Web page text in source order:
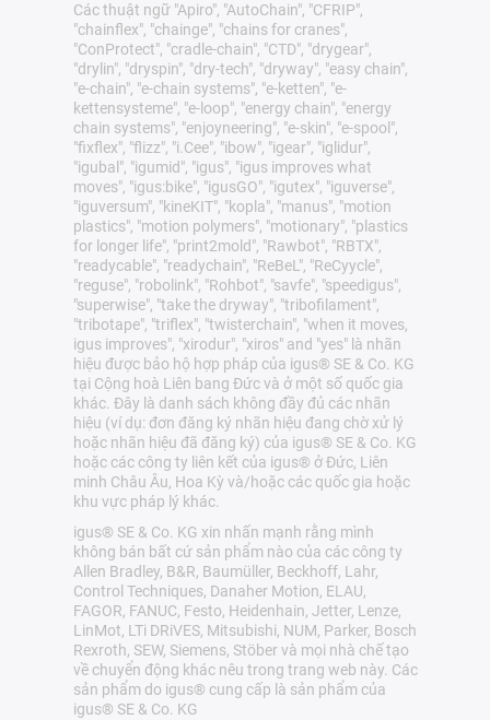
Các thuật ngữ "Apiro", "AutoChain", "CFRIP",
"chainflex", "chainge", "chains for cranes",
"ConProtect", "cradle-chain", "CTD", "drygear",
"drylin", "dryspin", "dry-tech", "dryway", "easy chain",
"e-chain", "e-chain systems", "e-ketten", "e-
kettensysteme", "e-loop", "energy chain", "energy
chain systems", "enjoyneering", "e-skin", "e-spool",
"fixflex", "flizz", "i.Cee", "ibow", "igear", "iglidur",
"igubal", "igumid", "igus", "igus improves what
moves", "igus:bike", "igusGO", "igutex", "iguverse",
"iguversum", "kineKIT", "kopla", "manus", "motion
plastics", "motion polymers", "motionary", "plastics
for longer life", "print2mold", "Rawbot", "RBTX",
"readycable", "readychain", "ReBeL", "ReCyycle",
"reguse", "robolink", "Rohbot", "savfe", "speedigus",
"superwise", "take the dryway", "tribofilament",
"tribotape", "triflex", "twisterchain", "when it moves,
igus improves", "xirodur", "xiros" and "yes" là nhãn
hiệu được bảo hộ hợp pháp của igus® SE & Co. KG
tại Cộng hoà Liên bang Đức và ở một số quốc gia
khác. Đây là danh sách không đầy đủ các nhãn
hiệu (ví dụ: đơn đăng ký nhãn hiệu đang chờ xử lý
hoặc nhãn hiệu đã đăng ký) của igus® SE & Co. KG
hoặc các công ty liên kết của igus® ở Đức, Liên
minh Châu Âu, Hoa Kỳ và/hoặc các quốc gia hoặc
khu vực pháp lý khác.
igus® SE & Co. KG xin nhấn mạnh rằng mình
không bán bất cứ sản phẩm nào của các công ty
Allen Bradley, B&R, Baumüller, Beckhoff, Lahr,
Control Techniques, Danaher Motion, ELAU,
FAGOR, FANUC, Festo, Heidenhain, Jetter, Lenze,
LinMot, LTi DRiVES, Mitsubishi, NUM, Parker, Bosch
Rexroth, SEW, Siemens, Stöber và mọi nhà chế tạo
về chuyển động khác nêu trong trang web này. Các
sản phẩm do igus® cung cấp là sản phẩm của
igus® SE & Co. KG